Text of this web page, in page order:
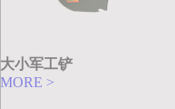
大小军工铲
MORE >